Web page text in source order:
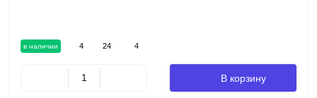
в наличии 4 24 4
В корзину